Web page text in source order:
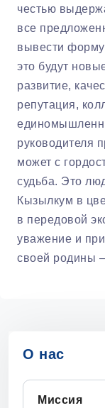
честью
все
вывести
это будут
развитие,
репутация,
руководителя
может с
судьба. Это
Кызылкум в
в передовой
уважение и
своей родины
О нас
Миссия